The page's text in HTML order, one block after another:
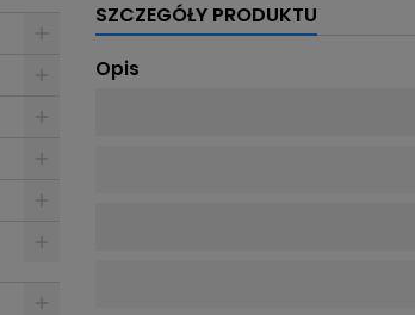
SZCZEGÓŁY PRODUKTU
Opis